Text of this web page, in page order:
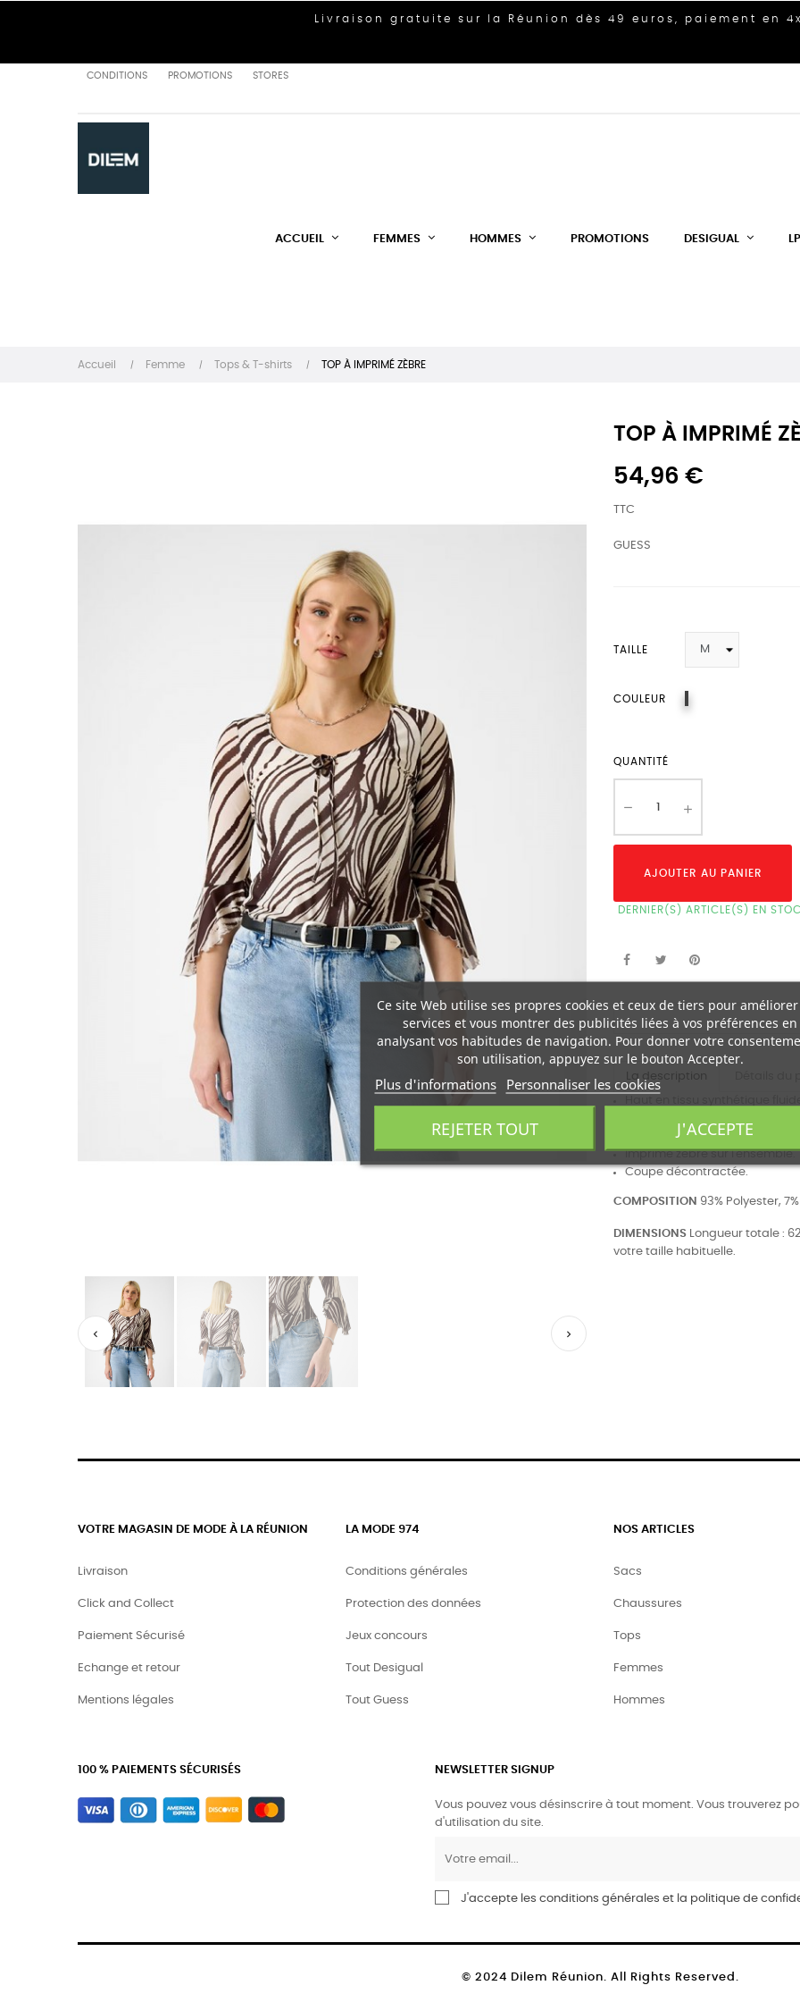
Livraison gratuite sur la Réunion dès 49 euros, paiement en
CONDITIONS PROMOTIONS STORES
ACCUEIL FEMMES HOMMES PROMOTIONS DESIGUAL
Accueil Femme Tops & T-shirts TOP À IMPRIMÉ ZÈBRE
 
TOP À IMPRIMÉ
54,96 €
TTC
GUESS
TAILLE
COULEUR
QUANTITÉ
AJOUTER AU PANIER
DERNIER(S) ARTICLE(S) EN
La description
Manches longues avec
Imprimé zèbre sur l'ensemble.
Coupe décontractée.
COMPOSITION 93% Polyester,
DIMENSIONS Longueur totale :
votre taille habituelle.
VOTRE MAGASIN DE MODE À LA RÉUNION
Livraison
Click and Collect
Paiement Sécurisé
Echange et retour
Mentions légales
LA MODE 974
Conditions générales
Protection des données
Jeux concours
Tout Desigual
Tout Guess
NOS ARTICLES
Sacs
Chaussures
Tops
Femmes
Hommes
100 % PAIEMENTS SÉCURISÉS NEWSLETTER SIGNUP
Vous pouvez vous désinscrire à tout moment. Vous trouverez
d'utilisation du site.
J'accepte les conditions générales et la politique de
© 2024 Dilem Réunion. All Rights Reserved.
Ce site Web utilise ses propres cookies et ceux de tiers pour
services et vous montrer des publicités liées à vos préférences en
analysant vos habitudes de navigation. Pour donner votre
son utilisation, appuyez sur le bouton Accepter.
Plus d'informations Personnaliser les cookies
REJETER TOUT J'ACCEPTE